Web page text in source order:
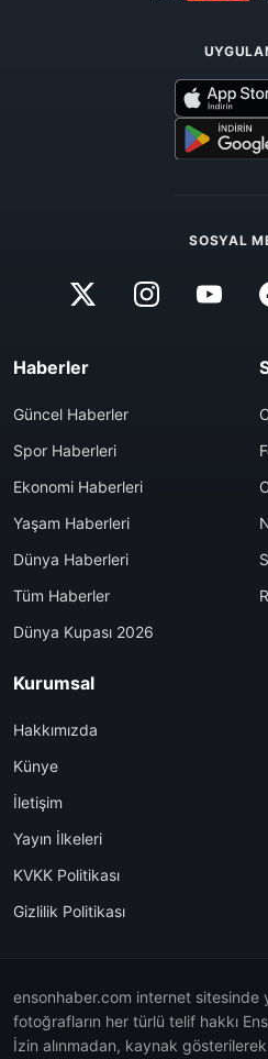
SOSYAL
Haberler
Güncel Haberler
Spor Haberleri
Ekonomi Haberleri
Yaşam Haberleri
Dünya Haberleri
Tüm Haberler
Dünya Kupası 2026
Kurumsal
Hakkımızda
Künye
İletişim
Yayın İlkeleri
KVKK Politikası
Gizlilik Politikası
ensonhaber.com internet sitesinde
fotoğrafların her türlü telif hakkı
İzin alınmadan, kaynak